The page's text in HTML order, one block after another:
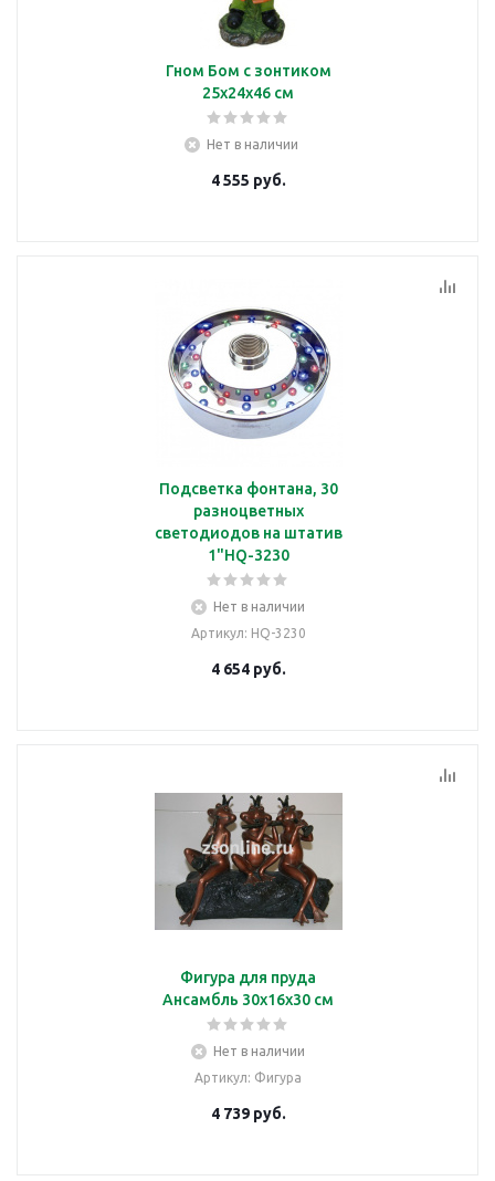
Гном Бом с зонтиком
25х24х46 см
Нет в наличии
4 555 руб.
Подсветка фонтана, 30
разноцветных
светодиодов на штатив
1"HQ-3230
Нет в наличии
Артикул: HQ-3230
4 654руб.
Фигура для пруда
Ансамбль 30х16х30 см
Нет в наличии
Артикул: Фигура
4 739руб.